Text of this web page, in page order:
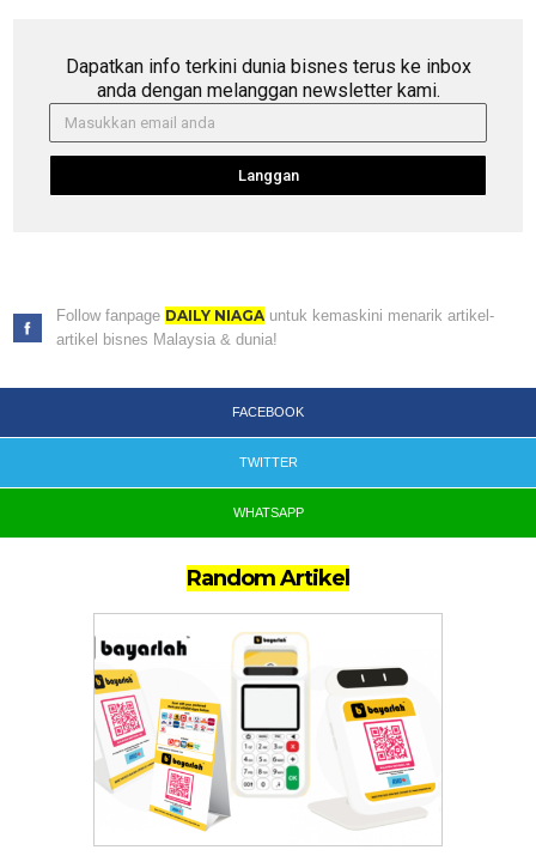
Dapatkan info terkini dunia bisnes terus ke inbox
anda dengan melanggan newsletter kami.
Langgan
Follow fanpage DAILY NIAGAuntuk kemaskini menarik artikel-
artikel bisnes Malaysia & dunia!
FACEBOOK
TWITTER
WHATSAPP
Random Artikel